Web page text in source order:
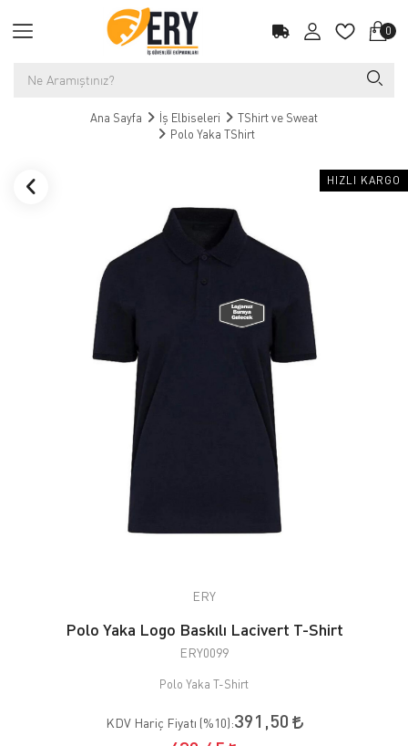
0
Ana Sayfa İş Elbiseleri
TShirt ve Sweat
Polo Yaka TShirt
HIZLI KARGO
ERY
Polo Yaka Logo Baskılı Lacivert T-Shirt
ERY0099
Polo Yaka T-Shirt
KDV Hariç Fiyatı (%10):391,50